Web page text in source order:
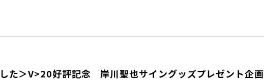
た＞V>20好評記念 岸川聖也サイングッズプレゼント企画